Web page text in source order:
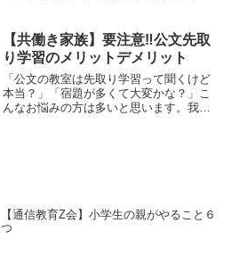
天井までの大きい本棚がドーンと置いて
ありました。クローゼットの...
【共働き家族】要注意‼公文先取
り学習のメリットデメリット
「公文の教室は先取り学習って聞くけど
本当？」「宿題が多くて大変かな？」こ
んなお悩みの方は多いと思います。我が
【通信教育Z会】小学生の親がやること６
つ